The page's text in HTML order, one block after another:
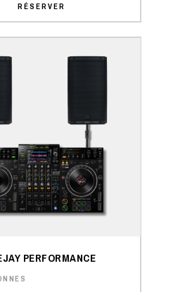
RÉSERVER
PERFORMANCE